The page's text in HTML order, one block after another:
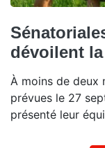
dévoilent
À moins de deux
prévues le 27
présenté leur